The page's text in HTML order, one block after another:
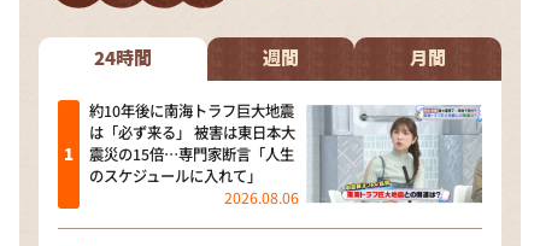
DAIGOも台所 ～きょうの献立 何にする？～
本日はダイアンなり！シーズン２
朝だ！生です旅サラダ
教えて！ニュースライブ 正義のミカタ
ＬＩＦＥ～夢のカタチ～
新婚さんいらっしゃい！
24時間 週間 月間
約10年後に南海トラフ巨大地震
は「必ず来る」 被害は東日本大
震災の15倍…専門家断言「人生
のスケジュールに入れて」
2026.08.06